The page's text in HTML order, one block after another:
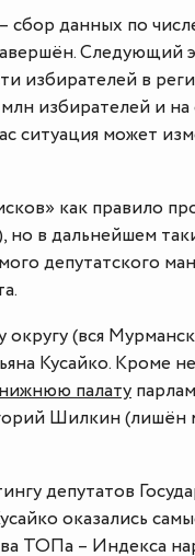
сбор данных по
Следующий
избирателей в
избирателей и
ситуация может
как правило
но в дальнейшем
депутатского
(вся
Кусайко. Кроме
палату
Шилкин (лишён
депутатов
оказались
ТОПа – Индекса